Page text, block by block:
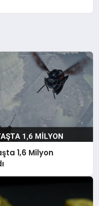
1,6 Milyon